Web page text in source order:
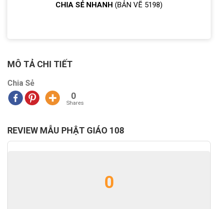
CHIA SẺ NHANH (BẢN VẼ 5198)
MÔ TẢ CHI TIẾT
Chia Sẻ
0
Shares
REVIEW MẪU PHẬT GIÁO 108
0